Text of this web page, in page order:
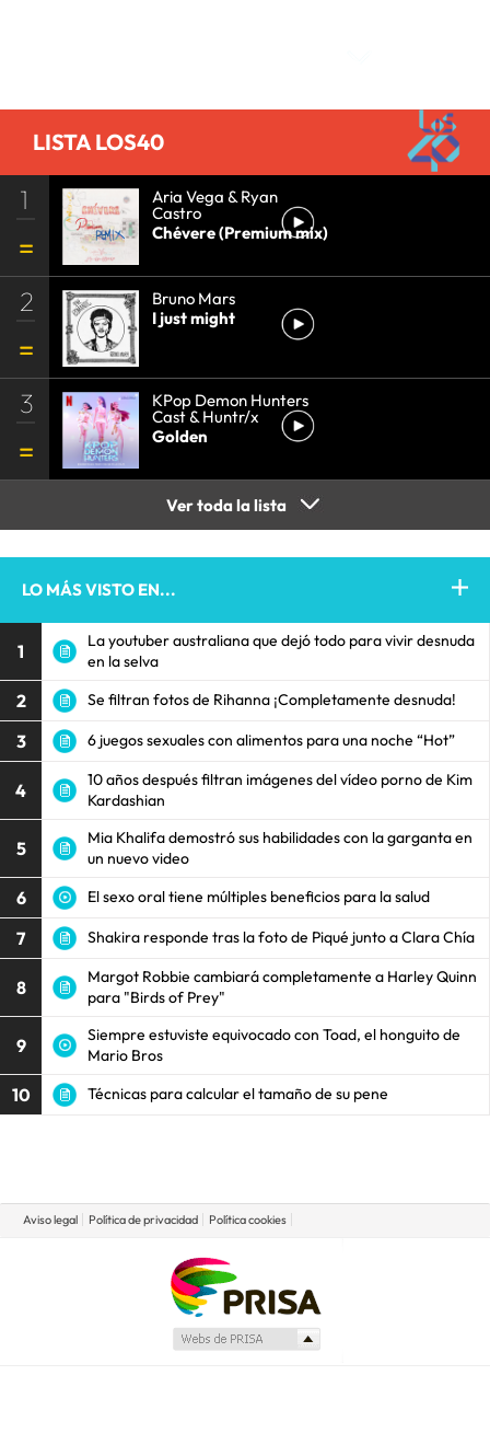
LISTA LOS40
1 Aria Vega & Ryan
Castro
Chévere (Premium mix)
2
Bruno Mars
I just might
3 KPop Demon Hunters
Cast & Huntr/x
Golden
Ver toda la lista
LO MÁS VISTO EN...
1
La youtuber australiana que dejó todo para vivir desnuda
en la selva
2 Se filtran fotos de Rihanna ¡Completamente desnuda!
3 6 juegos sexuales con alimentos para una noche “Hot”
4
10 años después filtran imágenes del vídeo porno de Kim
Kardashian
5
Mia Khalifa demostró sus habilidades con la garganta en
un nuevo video
6 El sexo oral tiene múltiples beneficios para la salud
7 Shakira responde tras la foto de Piqué junto a Clara Chía
8
Margot Robbie cambiará completamente a Harley Quinn
para "Birds of Prey"
9
Siempre estuviste equivocado con Toad, el honguito de
Mario Bros
10 Técnicas para calcular el tamaño de su pene
Aviso legal Política de privacidad Política cookies